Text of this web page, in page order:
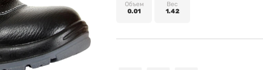
Объем
0.01
Вес
1.42